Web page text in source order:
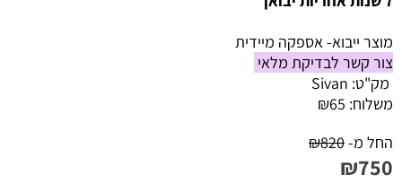
מוצר ייבוא- אספקה מיידית
צור קשר לבדיקת מלאי
מק"ט: Sivan
משלוח:
₪65
החל מ-
₪820
₪750